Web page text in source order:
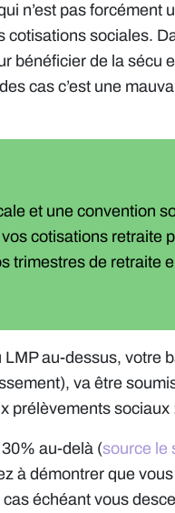
n’est pas forcément
cotisations sociales.
bénéficier de la sécu
cas c’est une
et une convention
cotisations retraite
trimestres de retraite
au-dessus, votre
va être
prélèvements sociaux
au-delà (source le
à démontrer que
échéant vous